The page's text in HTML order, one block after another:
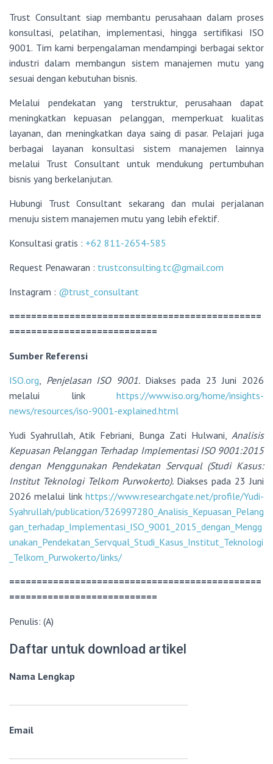
Trust Consultant siap membantu perusahaan dalam proses
konsultasi, pelatihan, implementasi, hingga sertifikasi ISO
9001. Tim kami berpengalaman mendampingi berbagai sektor
industri dalam membangun sistem manajemen mutu yang
sesuai dengan kebutuhan bisnis.
Melalui pendekatan yang terstruktur, perusahaan dapat
meningkatkan kepuasan pelanggan, memperkuat kualitas
layanan, dan meningkatkan daya saing di pasar. Pelajari juga
berbagai layanan konsultasi sistem manajemen lainnya
melalui Trust Consultant untuk mendukung pertumbuhan
bisnis yang berkelanjutan.
Hubungi Trust Consultant sekarang dan mulai perjalanan
menuju sistem manajemen mutu yang lebih efektif.
Konsultasi gratis : +62 811-2654-585
Request Penawaran : trustconsulting.tc@gmail.com
Instagram : @trust_consultant
==============================================
===========================
Sumber Referensi
ISO.org, Penjelasan ISO 9001. Diakses pada 23 Juni 2026
melalui link https://www.iso.org/home/insights-
news/resources/iso-9001-explained.html
Yudi Syahrullah, Atik Febriani, Bunga Zati Hulwani, Analisis
Kepuasan Pelanggan Terhadap Implementasi ISO 9001:2015
dengan Menggunakan Pendekatan Servqual (Studi Kasus:
Institut Teknologi Telkom Purwokerto). Diakses pada 23 Juni
2026 melalui link https://www.researchgate.net/profile/Yudi-
Syahrullah/publication/326997280_Analisis_Kepuasan_Pelang
gan_terhadap_Implementasi_ISO_9001_2015_dengan_Mengg
unakan_Pendekatan_Servqual_Studi_Kasus_Institut_Teknologi
_Telkom_Purwokerto/links/
==============================================
===========================
Penulis: (A)
Daftar untuk download artikel
Nama Lengkap
Email